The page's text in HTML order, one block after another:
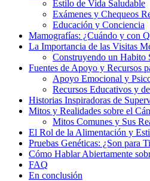
Estilo de Vida Saludable
Exámenes y Chequeos
Educación y Conciencia
Mamografías: ¿Cuándo y con
La Importancia de las Visitas
Construyendo un Habito
Fuentes de Apoyo y Recursos
Apoyo Emocional y
Recursos Educativos y
Historias Inspiradoras de
Mitos y Realidades sobre el
Mitos Comunes y Sus
El Rol de la Alimentación y
Pruebas Genéticas: ¿Son para
Cómo Hablar Abiertamente
FAQ
En conclusión